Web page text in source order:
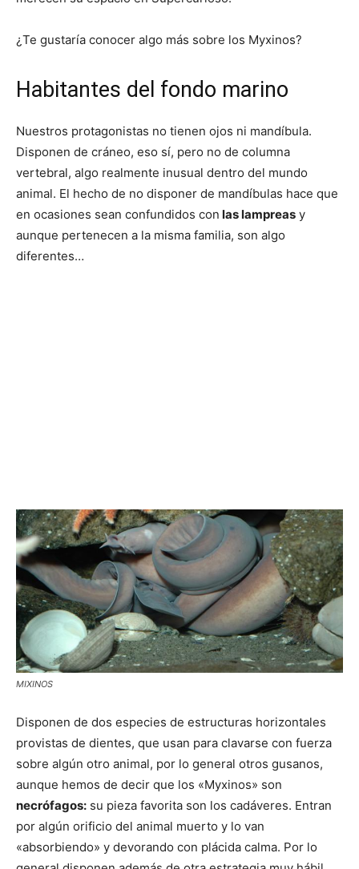
¿Te gustaría conocer algo más sobre los Myxinos?
Habitantes del fondo marino
Nuestros protagonistas no tienen ojos ni mandíbula.
Disponen de cráneo, eso sí, pero no de columna
vertebral, algo realmente inusual dentro del mundo
animal. El hecho de no disponer de mandíbulas hace que
en ocasiones sean confundidos con las lampreas y
aunque pertenecen a la misma familia, son algo
diferentes…
MIXINOS
Disponen de dos especies de estructuras horizontales
provistas de dientes, que usan para clavarse con fuerza
sobre algún otro animal, por lo general otros gusanos,
aunque hemos de decir que los «Myxinos» son
necrófagos: su pieza favorita son los cadáveres. Entran
por algún orificio del animal muerto y lo van
«absorbiendo» y devorando con plácida calma. Por lo